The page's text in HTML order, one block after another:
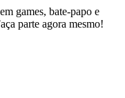
games, bate-papo e
parte agora mesmo!